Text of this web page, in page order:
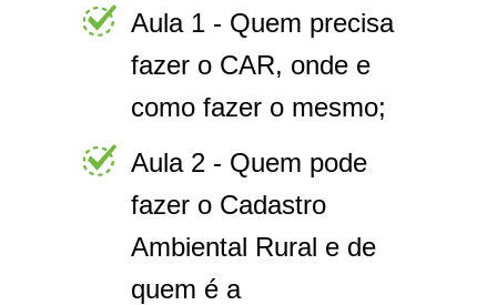
Aula 1 - Quem precisa
fazer o CAR, onde e
como fazer o mesmo;
Aula 2 - Quem pode
fazer o Cadastro
Ambiental Rural e de
quem é a